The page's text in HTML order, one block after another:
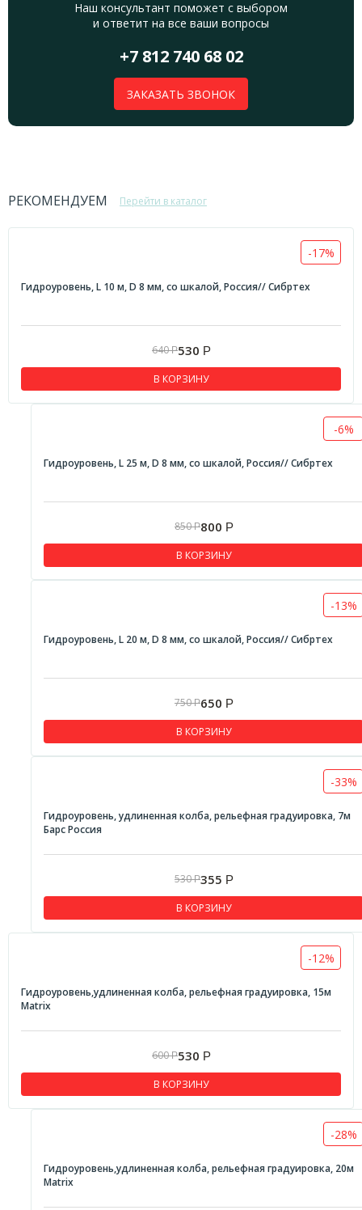
Наш консультант поможет с выбором
и ответит на все ваши вопросы
+7 812 740 68 02
ЗАКАЗАТЬ ЗВОНОК
РЕКОМЕНДУЕМ Перейти в каталог
-17%
Гидроуровень, L 10 м, D 8 мм, со шкалой, Россия// Сибртех
640Р530 Р
В КОРЗИНУ
-6%
Гидроуровень, L 25 м, D 8 мм, со шкалой, Россия// Сибртех
850Р800 Р
В КОРЗИНУ
-13%
Гидроуровень, L 20 м, D 8 мм, со шкалой, Россия// Сибртех
750Р650 Р
В КОРЗИНУ
-33%
Гидроуровень, удлиненная колба, рельефная градуировка, 7м
Барс Россия
530Р355 Р
В КОРЗИНУ
-12%
Гидроуровень,удлиненная колба, рельефная градуировка, 15м
Matrix
600Р530 Р
В КОРЗИНУ
-28%
Гидроуровень,удлиненная колба, рельефная градуировка, 20м
Matrix